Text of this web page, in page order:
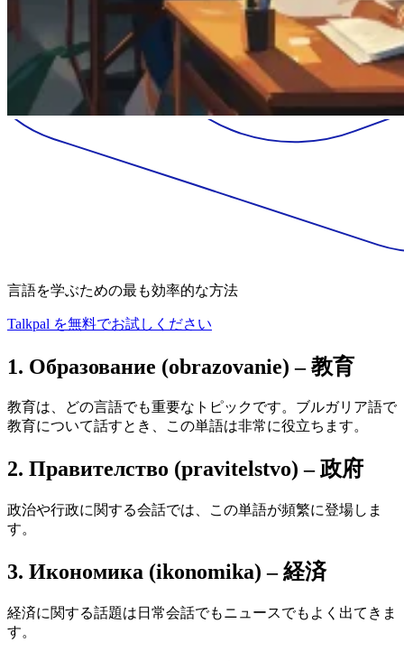
言語を学ぶための最も効率的な方法
Talkpal を無料でお試しください
1. Образование (obrazovanie) – 教育
教育は、どの言語でも重要なトピックです。ブルガリア語で
教育について話すとき、この単語は非常に役立ちます。
2. Правителство (pravitelstvo) – 政府
政治や行政に関する会話では、この単語が頻繁に登場しま
す。
3. Икономика (ikonomika) – 経済
経済に関する話題は日常会話でもニュースでもよく出てきま
す。